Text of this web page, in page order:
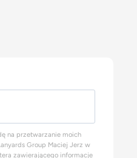
na przetwarzanie moich
Group Maciej Jerz w
zawierającego informacje